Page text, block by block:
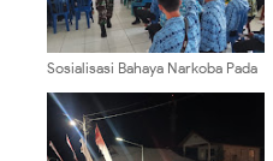
Sosialisasi Bahaya Narkoba Pada
Disambut Positif